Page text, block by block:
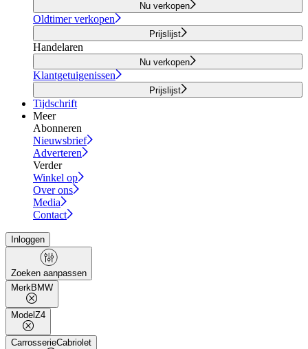
Nu verkopen
Oldtimer verkopen
Prijslijst
Handelaren
Nu verkopen
Klantgetuigenissen
Prijslijst
Tijdschrift
Meer
Abonneren
Nieuwsbrief
Adverteren
Verder
Winkel op
Over ons
Media
Contact
Inloggen
Zoeken aanpassen
MerkBMW
Model Z4
CarrosserieCabriolet